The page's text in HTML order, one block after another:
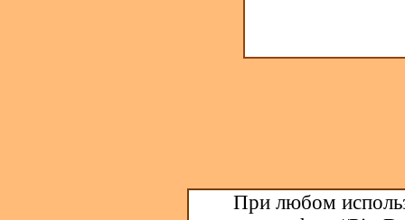
При любом